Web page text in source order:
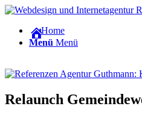
Home
Menü Menü
Relaunch